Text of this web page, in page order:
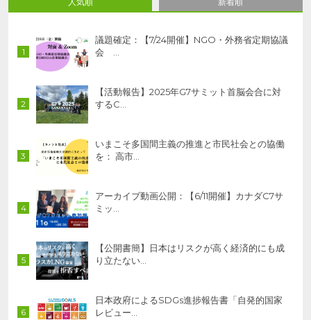
議題確定：【7/24開催】NGO・外務省定期協議
会 …
【活動報告】2025年G7サミット首脳会合に対
するC…
いまこそ多国間主義の推進と市民社会との協働
を： 高市…
アーカイブ動画公開：【6/11開催】カナダC7サ
ミッ…
【公開書簡】日本はリスクが高く経済的にも成
り立たない…
日本政府によるSDGs進捗報告書「自発的国家
レビュー…